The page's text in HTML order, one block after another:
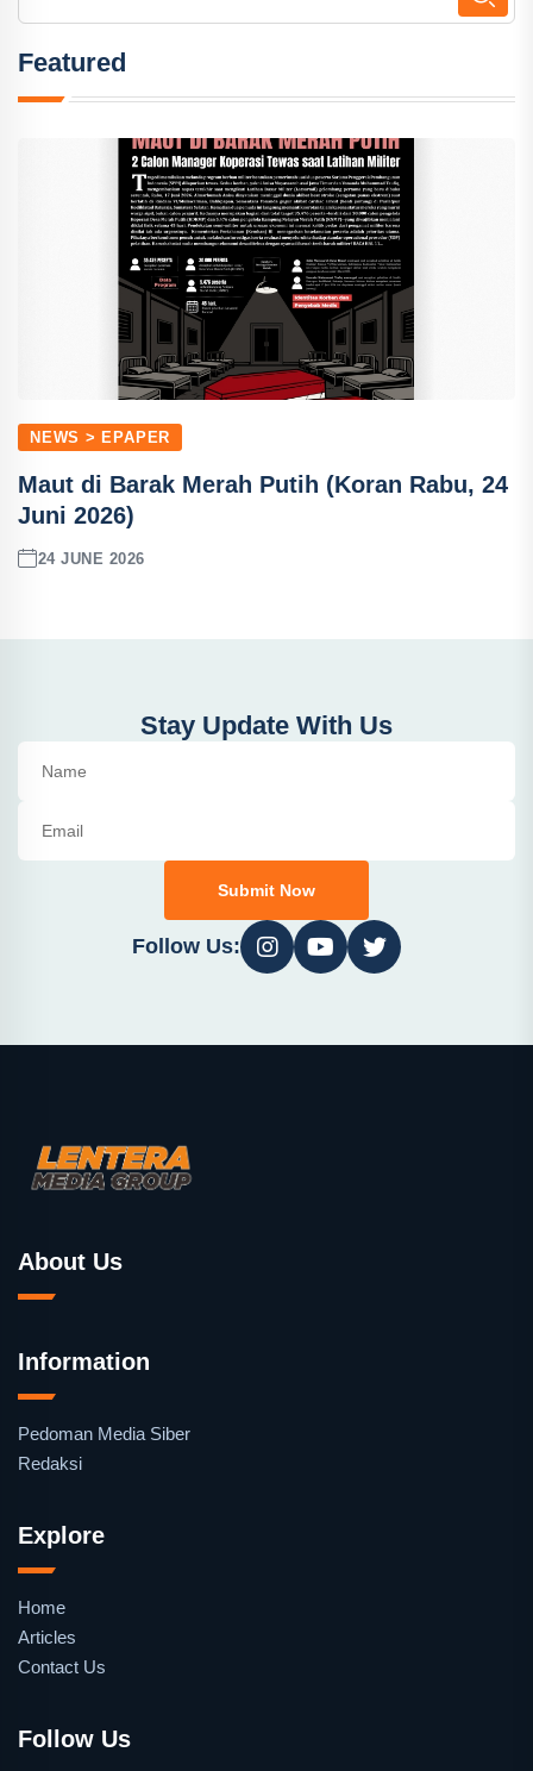
Featured
NEWS > EPAPER
Maut di Barak Merah Putih (Koran Rabu, 24
Juni 2026)
24 JUNE 2026
Stay Update With Us
Submit Now
Follow Us:
About Us
Information
Pedoman Media Siber
Redaksi
Explore
Home
Articles
Contact Us
Follow Us